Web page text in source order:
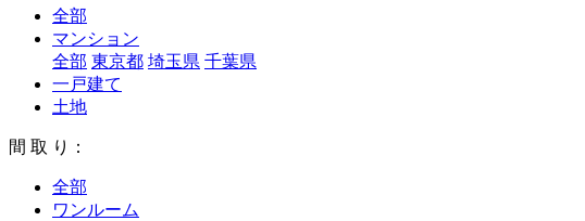
全部
マンション
全部 東京都 埼玉県 千葉県
一戸建て
土地
間 取 り：
全部
ワンルーム